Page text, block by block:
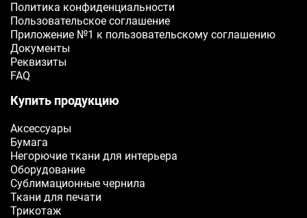
Политика конфиденциальности
Пользовательское соглашение
Приложение №1 к пользовательскому соглашению
Документы
Реквизиты
FAQ
Купить продукцию
Аксессуары
Бумага
Негорючие ткани для интерьера
Оборудование
Сублимационные чернила
Ткани для печати
Трикотаж